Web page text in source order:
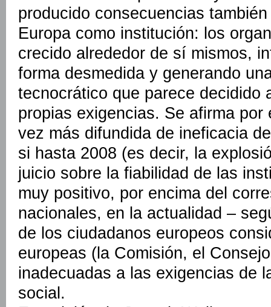
producido consecuencias
Europa como institución: los
crecido alrededor de sí mismos,
forma desmedida y generando
tecnocrático que parece decidido
propias exigencias. Se afirma
vez más difundida de ineficacia
si hasta 2008 (es decir, la
juicio sobre la fiabilidad de las
muy positivo, por encima del
nacionales, en la actualidad –
de los ciudadanos europeos
europeas (la Comisión, el
inadecuadas a las exigencias de
social.